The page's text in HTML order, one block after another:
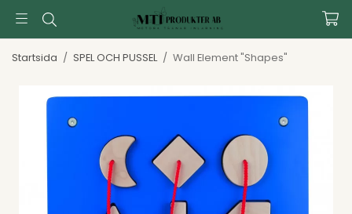
Startsida / SPEL OCH PUSSEL / Wall Element "Shapes"